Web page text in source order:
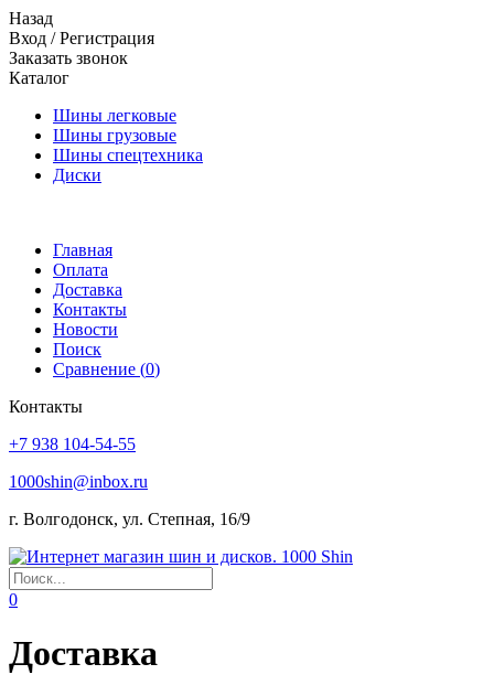
Назад
Вход /Регистрация
Заказать звонок
Каталог
Шины легковые
Шины грузовые
Шины спецтехника
Диски
Главная
Оплата
Доставка
Контакты
Новости
Поиск
Сравнение (0)
Контакты
+7 938 104-54-55
1000shin@inbox.ru
г. Волгодонск, ул. Степная, 16/9
0
Доставка